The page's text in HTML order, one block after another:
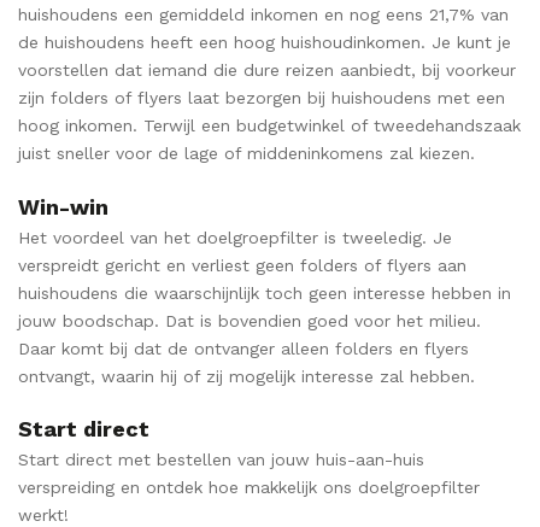
huishoudens een gemiddeld inkomen en nog eens 21,7% van
de huishoudens heeft een hoog huishoudinkomen. Je kunt je
voorstellen dat iemand die dure reizen aanbiedt, bij voorkeur
zijn folders of flyers laat bezorgen bij huishoudens met een
hoog inkomen. Terwijl een budgetwinkel of tweedehandszaak
juist sneller voor de lage of middeninkomens zal kiezen.
Win-win
Het voordeel van het doelgroepfilter is tweeledig. Je
verspreidt gericht en verliest geen folders of flyers aan
huishoudens die waarschijnlijk toch geen interesse hebben in
jouw boodschap. Dat is bovendien goed voor het milieu.
Daar komt bij dat de ontvanger alleen folders en flyers
ontvangt, waarin hij of zij mogelijk interesse zal hebben.
Start direct
Start direct met bestellen van jouw huis-aan-huis
verspreiding en ontdek hoe makkelijk ons doelgroepfilter
werkt!